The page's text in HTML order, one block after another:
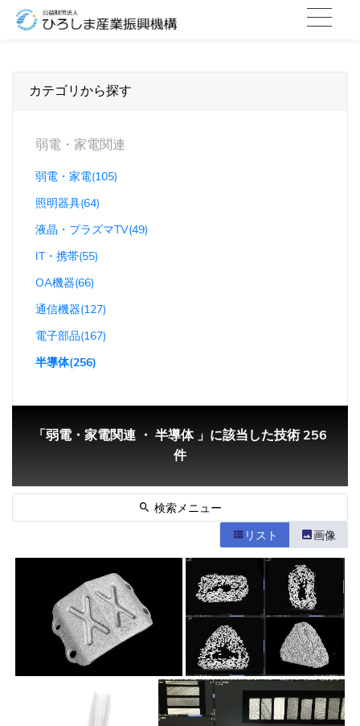
カテゴリから探す
弱電・家電関連
弱電・家電(105)
照明器具(64)
液晶・プラズマTV(49)
IT・携帯(55)
OA機器(66)
通信機器(127)
電子部品(167)
半導体(256)
「弱電・家電関連 ・ 半導体 」に該当した技術 256
件
検索メニュー
リスト
画像